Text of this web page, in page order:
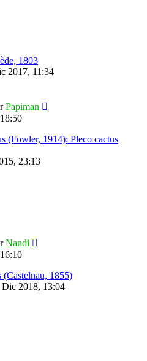
1803
2017, 11:34
Papiman
(Fowler, 1914): Pleco cactus
23:13
Nandi
(Castelnau, 1855)
2018, 13:04